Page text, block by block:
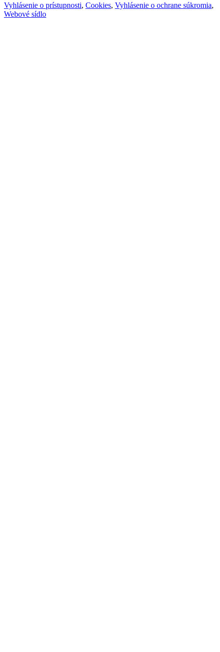
Vyhlásenie o prístupnosti, Cookies, Vyhlásenie o ochrane súkromia,
Webové sídlo